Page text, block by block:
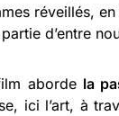
réveillés,
d’entre
aborde la
ici l’art, à